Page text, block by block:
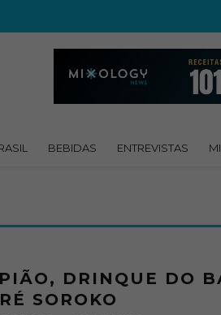
BEBIDAS ENTREVISTAS
DRINQUE DO
SOROKO